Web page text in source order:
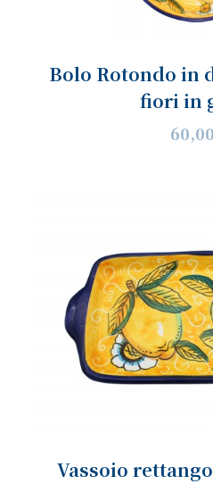
Bolo Rotondo in
fiori in
Vassoio